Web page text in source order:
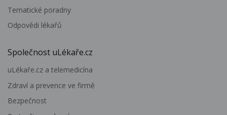
Tematické poradny
Odpovědi lékařů
Společnost uLékaře.cz
uLékaře.cz a telemedicína
Zdraví a prevence ve firmě
Bezpečnost